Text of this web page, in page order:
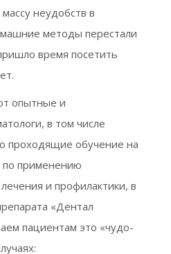
неудобств в
методы перестали
время посетить
опытные и
в том числе
проходящие обучение на
по применению
и профилактики, в
«Дентал
пациентам это «чудо-